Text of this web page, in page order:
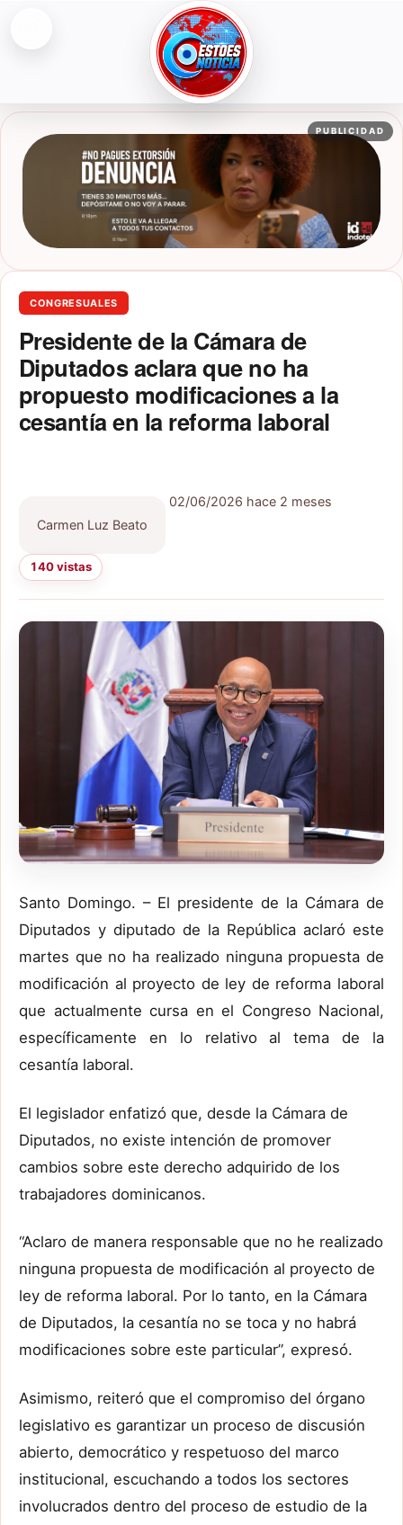
ESTOESNOTICIA|NOTICIAS
PUBLICIDAD
CONGRESUALES
Presidente de la Cámara de
Diputados aclara que no ha
propuesto modificaciones a la
cesantía en la reforma laboral
Carmen Luz Beato
02/06/2026 hace 2 meses
140 vistas
Santo Domingo. – El presidente de la Cámara de
Diputados y diputado de la República aclaró este
martes que no ha realizado ninguna propuesta de
modificación al proyecto de ley de reforma laboral
que actualmente cursa en el Congreso Nacional,
específicamente en lo relativo al tema de la
cesantía laboral.
El legislador enfatizó que, desde la Cámara de
Diputados, no existe intención de promover
cambios sobre este derecho adquirido de los
trabajadores dominicanos.
“Aclaro de manera responsable que no he realizado
ninguna propuesta de modificación al proyecto de
ley de reforma laboral. Por lo tanto, en la Cámara
de Diputados, la cesantía no se toca y no habrá
modificaciones sobre este particular”, expresó.
Asimismo, reiteró que el compromiso del órgano
legislativo es garantizar un proceso de discusión
abierto, democrático y respetuoso del marco
institucional, escuchando a todos los sectores
involucrados dentro del proceso de estudio de la